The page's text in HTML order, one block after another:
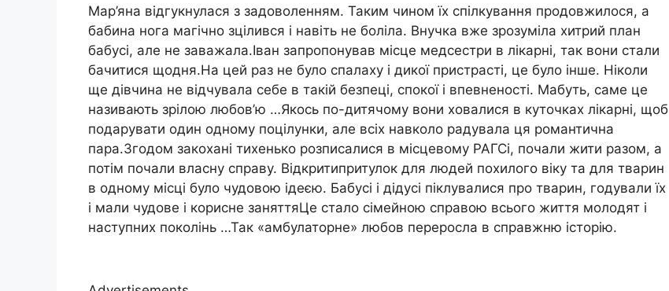
Мар’яна відгукнулася з задоволенням. Таким чином їх спілкування продовжилося, а
бабина нога магічно зцілився і навіть не боліла. Внучка вже зрозуміла хитрий план
бабусі, але не заважала.Іван запропонував місце медсестри в лікарні, так вони стали
бачитися щодня.На цей раз не було спалаху і дикої пристрасті, це було інше. Ніколи
ще дівчина не відчувала себе в такій безпеці, спокої і впевненості. Мабуть, саме це
називають зрілою любов’ю …Якось по-дитячому вони ховалися в куточках лікарні, щоб
подарувати один одному поцілунки, але всіх навколо радувала ця романтична
пара.Згодом закохані тихенько розписалися в місцевому РАГСі, почали жити разом, а
потім почали власну справу. Відкритипритулок для людей похилого віку та для тварин
в одному місці було чудовою ідеєю. Бабусі і дідусі піклувалися про тварин, годували їх
і мали чудове і корисне заняттяЦе стало сімейною справою всього життя молодят і
наступних поколінь …Так «амбулаторне» любов переросла в справжню історію.